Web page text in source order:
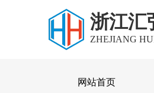
浙江汇
ZHEJIANG
网站首页